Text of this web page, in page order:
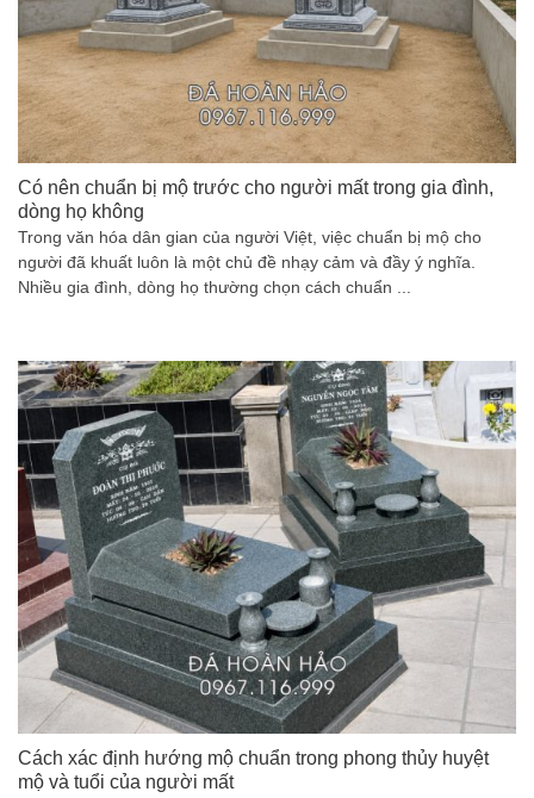
Có nên chuẩn bị mộ trước cho người mất trong gia đình,
dòng họ không
Trong văn hóa dân gian của người Việt, việc chuẩn bị mộ cho
người đã khuất luôn là một chủ đề nhạy cảm và đầy ý nghĩa.
Nhiều gia đình, dòng họ thường chọn cách chuẩn ...
Cách xác định hướng mộ chuẩn trong phong thủy huyệt
mộ và tuổi của người mất